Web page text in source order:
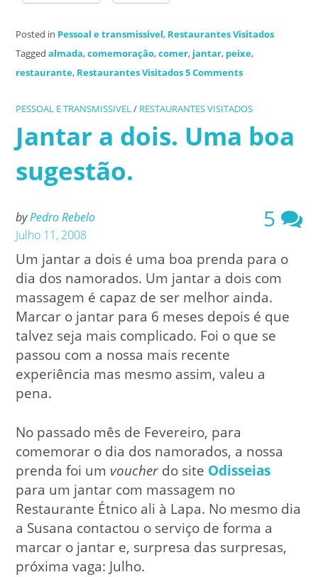
Posted in Pessoal e transmissivel, Restaurantes Visitados
Taggedalmada,comemoração,comer, jantar, peixe,
restaurante, Restaurantes Visitados5 Comments
PESSOAL E TRANSMISSIVEL/ RESTAURANTES VISITADOS
Jantar a dois. Uma boa
sugestão.
byPedro Rebelo
Julho 11, 2008
5
Um jantar a dois é uma boa prenda para o
dia dos namorados. Um jantar a dois com
massagem é capaz de ser melhor ainda.
Marcar o jantar para 6 meses depois é que
talvez seja mais complicado. Foi o que se
passou com a nossa mais recente
experiência mas mesmo assim, valeu a
pena.
No passado mês de Fevereiro, para
comemorar o dia dos namorados, a nossa
prenda foi um voucher do site Odisseias
para um jantar com massagem no
Restaurante Étnico ali à Lapa. No mesmo dia
a Susana contactou o serviço de forma a
marcar o jantar e, surpresa das surpresas,
próxima vaga: Julho.